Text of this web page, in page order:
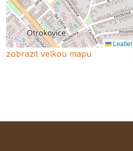
Leaflet
zobrazit velkou mapu